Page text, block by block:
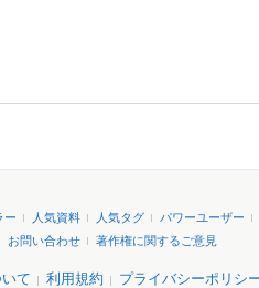
ー 人気資料 人気タグ
パワーユーザー
お問い合わせ 著作権に関するご意見
て 利用規約 プライバシーポリシ